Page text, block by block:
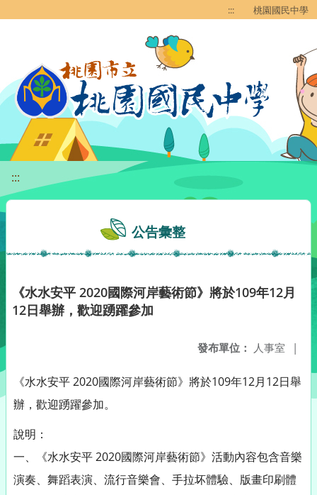
::: 桃園國民中學
:::
公告彙整
《水水安平 2020國際河岸藝術節》將於109年12月
12日舉辦，歡迎踴躍參加
發布單位： 人事室 |
《水水安平 2020國際河岸藝術節》將於109年12月12日舉
辦，歡迎踴躍參加。
說明：
一、《水水安平 2020國際河岸藝術節》活動內容包含音樂
演奏、舞蹈表演、流行音樂會、手拉坏體驗、版畫印刷體